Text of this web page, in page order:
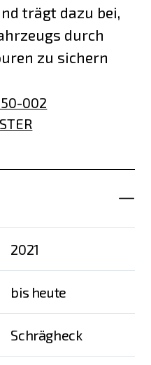
trägt dazu bei,
durch
zu sichern
002
2021
bis heute
Schrägheck